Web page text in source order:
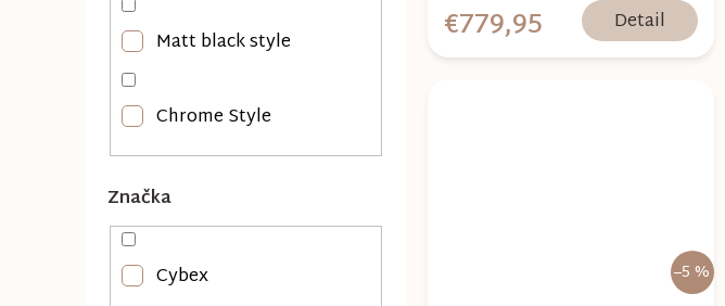
Matt black style
Chrome Style
Značka
Cybex
€779,95 Detail
–5 %